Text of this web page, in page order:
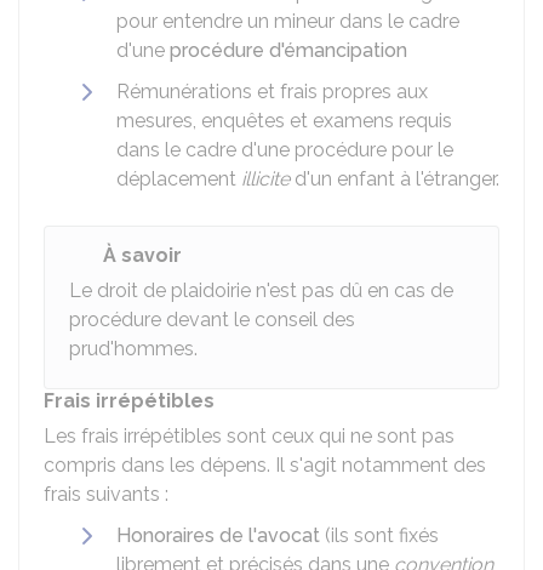
pour entendre un mineur dans le cadre
d'une procédure d'émancipation
Rémunérations et frais propres aux
mesures, enquêtes et examens requis
dans le cadre d'une procédure pour le
déplacement illicited'un enfant à l'étranger.
À savoir
Le droit de plaidoirie n'est pas dû en cas de
procédure devant le conseil des
prud'hommes.
Frais irrépétibles
Les frais irrépétibles sont ceux qui ne sont pas
compris dans les dépens. Il s'agit notamment des
frais suivants :
Honoraires de l'avocat (ils sont fixés
librement et précisés dans une convention